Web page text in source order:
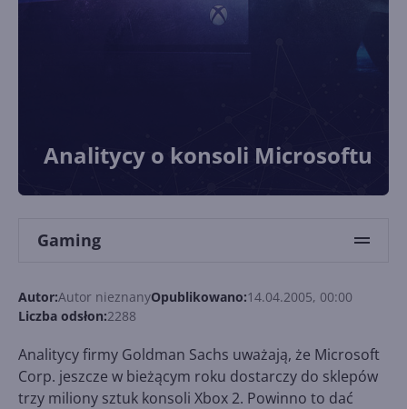
Analitycy o konsoli Microsoftu
Gaming
Autor:Autor nieznanyOpublikowano:14.04.2005, 00:00
Liczba odsłon:2288
Analitycy firmy Goldman Sachs uważają, że Microsoft
Corp. jeszcze w bieżącym roku dostarczy do sklepów
trzy miliony sztuk konsoli Xbox 2. Powinno to dać